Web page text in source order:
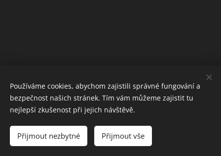
Obrázky poskytlPexels
Vytvořeno službou Webnode
Používáme cookies, abychom zajistili správné fungování a
bezpečnost našich stránek. Tím vám můžeme zajistit tu
nejlepší zkušenost při jejich návštěvě.
Přijmout nezbytné Přijmout vše